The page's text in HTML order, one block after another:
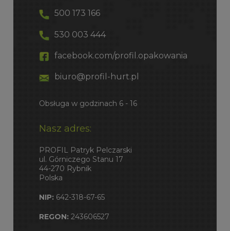
500 173 166
530 003 444
facebook.com/profil.opakowania
biuro@profil-hurt.pl
Obsługa w godzinach 6 - 16
Nasz adres:
PROFIL Patryk Pelczarski
ul. Górniczego Stanu 17
44-270 Rybnik
Polska
NIP: 642-318-67-65
REGON: 243606527